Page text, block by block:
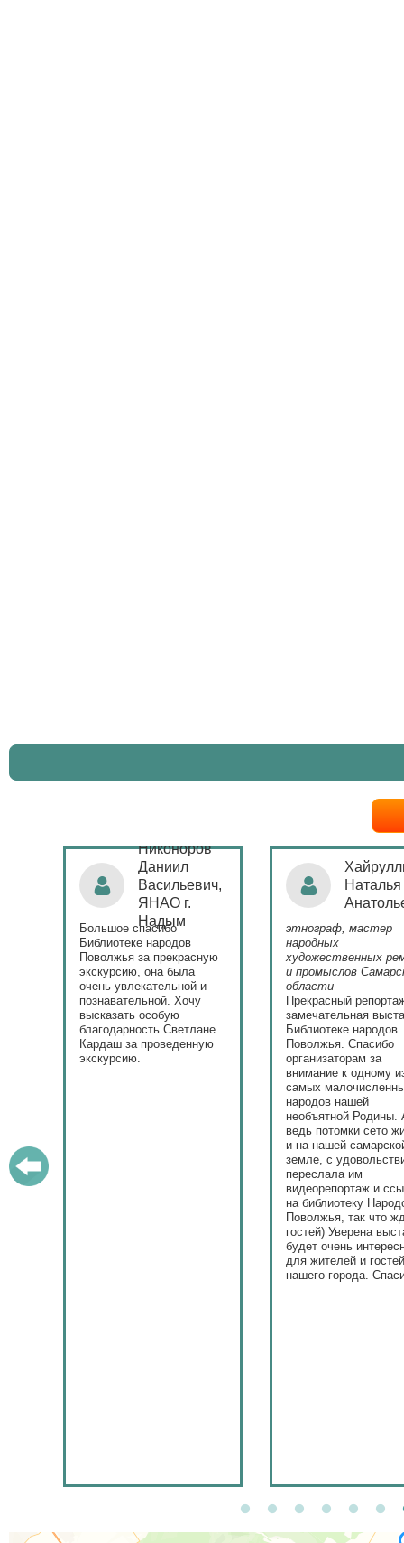
Никоноров
Даниил
Васильевич,
ЯНАО г.
Надым
Большое спасибо
Библиотеке народов
Поволжья за прекрасную
экскурсию, она была
очень увлекательной и
познавательной. Хочу
высказать особую
благодарность Светлане
Кардаш за проведенную
экскурсию.
Наталья
этнограф, мастер
народных
художественных
и промыслов
области
Прекрасный
замечательная
Библиотеке народов
Поволжья. Спасибо
организаторам за
внимание к одному
самых
народов нашей
необъятной Родины.
ведь потомки сето
и на нашей
земле, с
переслала им
видеорепортаж и
на библиотеку
Поволжья, так что
гостей) Уверена
будет очень
для жителей и
нашего города.